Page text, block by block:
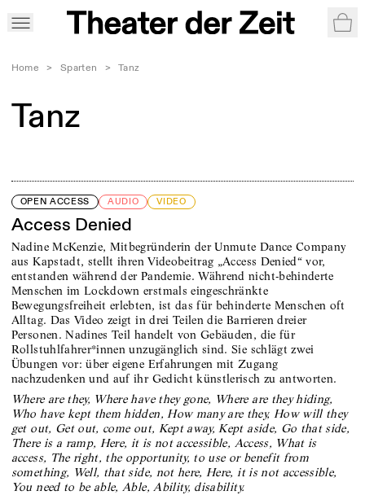
Home > Sparten > Tanz
Tanz
OPEN ACCESS AUDIO VIDEO
Access Denied
Nadine McKenzie, Mitbegründerin der Unmute Dance Company
aus Kapstadt, stellt ihren Videobeitrag „Access Denied“ vor,
entstanden während der Pandemie. Während nicht-behinderte
Menschen im Lockdown erstmals eingeschränkte
Bewegungsfreiheit erlebten, ist das für behinderte Menschen oft
Alltag. Das Video zeigt in drei Teilen die Barrieren dreier
Personen. Nadines Teil handelt von Gebäuden, die für
Rollstuhlfahrer*innen unzugänglich sind. Sie schlägt zwei
Übungen vor: über eigene Erfahrungen mit Zugang
nachzudenken und auf ihr Gedicht künstlerisch zu antworten.
Where are they, Where have they gone, Where are they hiding,
Who have kept them hidden, How many are they, How will they
get out, Get out, come out, Kept away, Kept aside, Go that side,
There is a ramp, Here, it is not accessible, Access, What is
access, The right, the opportunity, to use or benefit from
something, Well, that side, not here, Here, it is not accessible,
You need to be able, Able, Ability, disability.